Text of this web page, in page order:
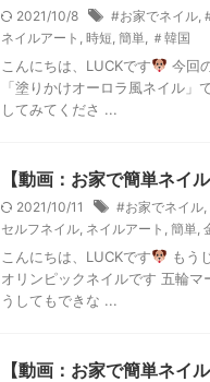
2021/10/8 #お家でネイル,
ネイルアート , 時短, 簡単, ＃韓国
こんにちは、LUCKです
今回
「塗りかけオーロラ風ネイル
してみてくださ ...
【動画：お家で簡単ネ
2021/10/11 #お家でネイル,
セルフネイル, ネイルアート , 簡単,
こんにちは、LUCKです
もう
オリンピックネイルです 五輪
うしてもできな ...
【動画：お家で簡単ネイ